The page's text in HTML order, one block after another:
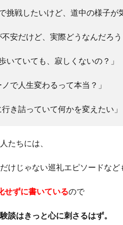
挑戦したいけど、道中の様子が
不安だけど、実際どうなんだろう
いていても、寂しくないの？」
ノで人生変わるって本当？」
行き詰っていて何かを変えたい」
たちには、
けじゃない巡礼エピソードなど
せずに書いているので
談はきっと心に刺さるはず。